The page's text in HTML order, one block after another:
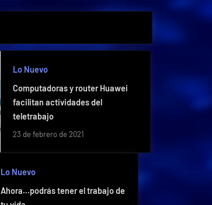
Lo Nuevo
Computadoras y router Huawei
facilitan actividades del
teletrabajo
23 de febrero de 2021
Lo Nuevo
Ahora…podrás tener el trabajo de